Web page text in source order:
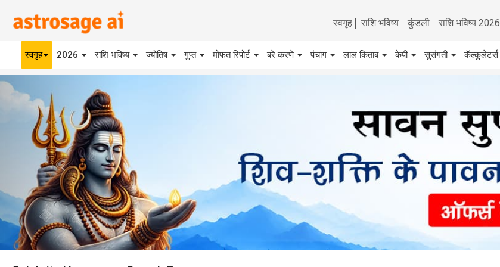
स्वगृह राशि भविष्य कुंडली राशि भविष्य 2026
स्वगृह 2026 राशि भविष्य ज्योतिष गुप्त मोफत रिपोर्ट बरे करणे पंचांग लाल किताब केपी सुसंगती कॅल्कुलेटर्स
Previous